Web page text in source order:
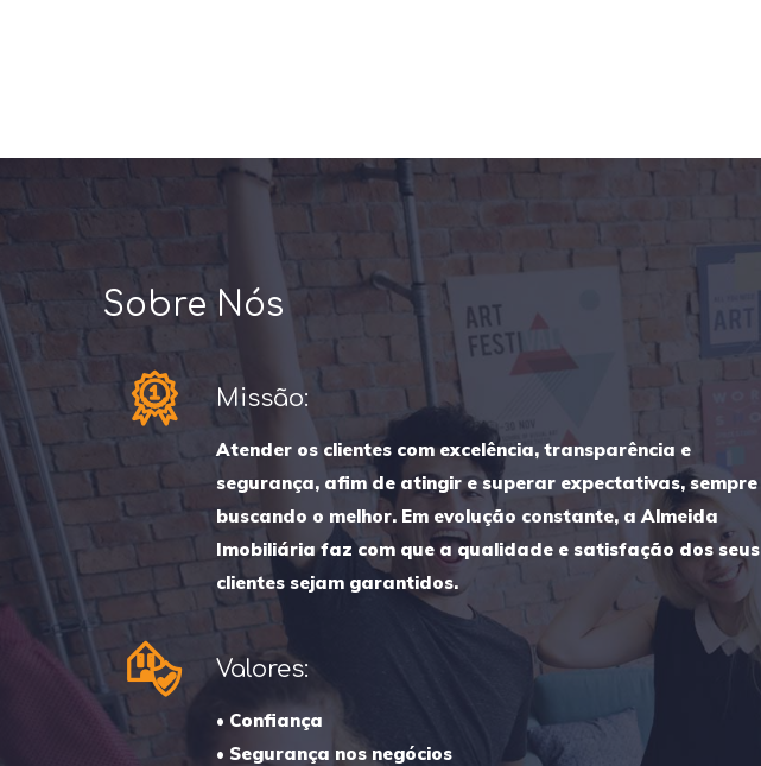
Sobre Nós
Missão:
Atender os clientes com excelência, transparência e
segurança, afim de atingir e superar expectativas, sempre
buscando o melhor. Em evolução constante, a Almeida
Imobiliária faz com que a qualidade e satisfação dos seus
clientes sejam garantidos.
Valores:
• Confiança
• Segurança nos negócios